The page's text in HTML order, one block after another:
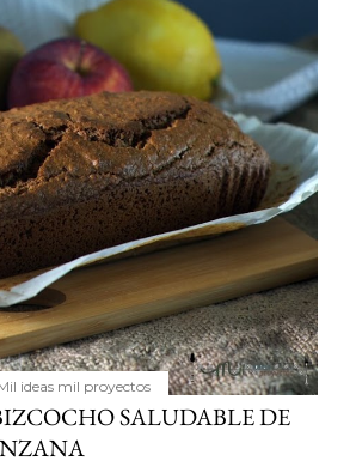
ideas mil proyectos
SALUDABLE DE